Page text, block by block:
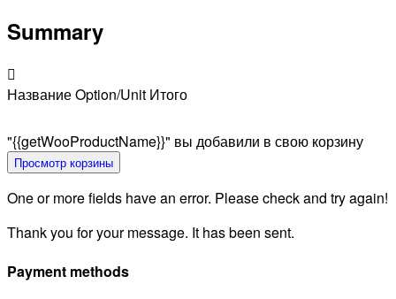
Summary
НазваниеOption/Unit Итого
"{{getWooProductName}}" вы добавили в свою корзину
Просмотр корзины
One or more fields have an error. Please check and try again!
Thank you for your message. It has been sent.
Payment methods